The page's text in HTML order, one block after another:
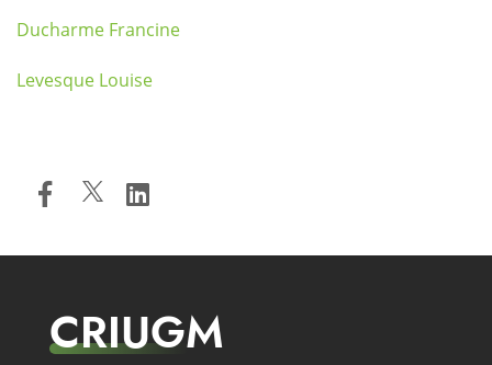
Ducharme Francine
Levesque Louise
CRIUGM